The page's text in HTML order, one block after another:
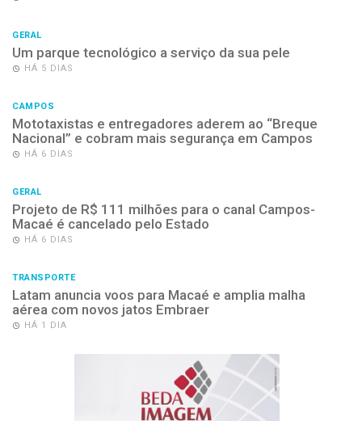
GERAL
Um parque tecnológico a serviço da sua pele
HÁ 5 DIAS
CAMPOS
Mototaxistas e entregadores aderem ao “Breque
Nacional” e cobram mais segurança em Campos
HÁ 6 DIAS
GERAL
Projeto de R$ 111 milhões para o canal Campos-
Macaé é cancelado pelo Estado
HÁ 6 DIAS
TRANSPORTE
Latam anuncia voos para Macaé e amplia malha
aérea com novos jatos Embraer
HÁ 1 DIA